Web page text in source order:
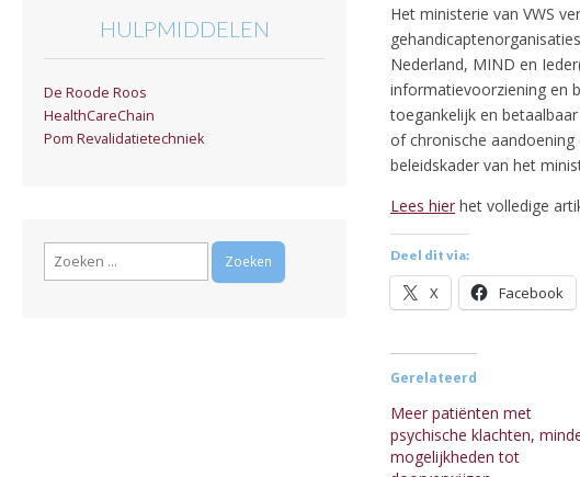
Het ministerie van VWS
Nederland, MIND en
informatievoorziening en
toegankelijk en
of chronische
beleidskader van het
Lees hier het volledige
Deel dit via:
X Facebook
Gerelateerd
Meer patiënten met
psychische klachten,
mogelijkheden tot
HULPMIDDELEN
De Roode Roos
HealthCareChain
Pom Revalidatietechniek
Zoeken